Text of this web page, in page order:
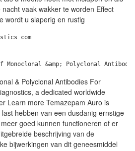
vaak wakker te worden Effect
wordt u slaperig en rustig
com
& Polyclonal Antibodies For
a dedicated worldwide
Learn more Temazepam Auro is
hebben van een dusdanig ernstige
goed kunnen functioneren of er
beschrijving van de
bijwerkingen van dit geneesmiddel